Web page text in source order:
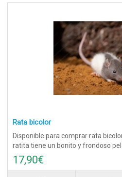
Rata bicolor
Disponible para comprar rata
ratita tiene un bonito y frondoso
17,90€